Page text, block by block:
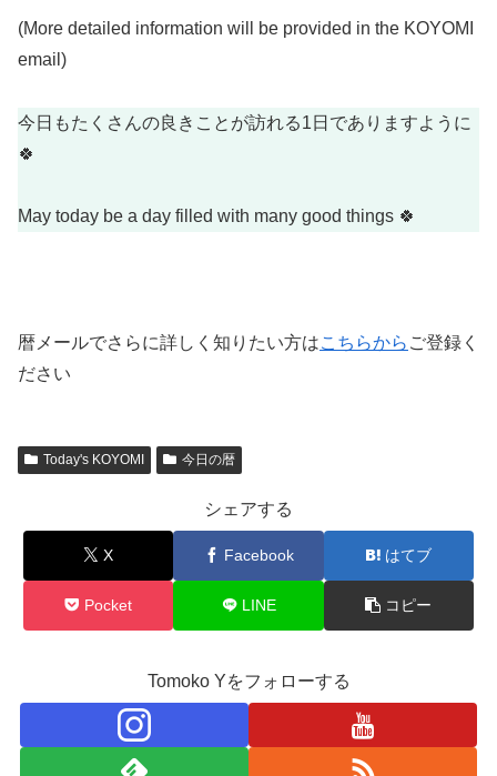
(More detailed information will be provided in the KOYOMI
email)
今日もたくさんの良きことが訪れる1日でありますように
🍀
May today be a day filled with many good things 🍀
暦メールでさらに詳しく知りたい方はこちらから ご登録く
ださい
Today's KOYOMI 今日の暦
シェアする
X Facebook はてブ
Pocket LINE コピー
Tomoko Yをフォローする